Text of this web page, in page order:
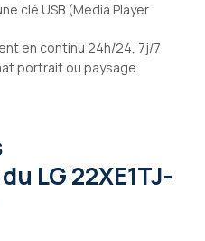
clé USB (Media Player
en continu 24h/24, 7j/7
portrait ou paysage
du LG 22XE1TJ-